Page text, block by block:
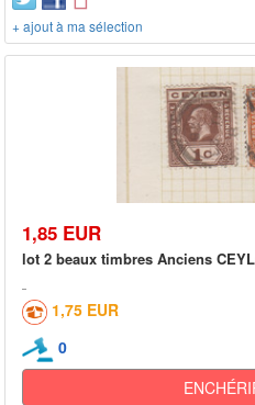
+ ajout à ma sélection
1,85 EUR
lot 2 beaux timbres Anciens
1,75 EUR
0